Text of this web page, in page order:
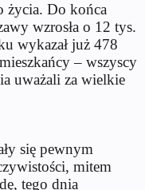
życia. Do końca
wzrosła o 12 tys.
wykazał już 478
– wszyscy
uważali za wielkie
się pewnym
mitem
tego dnia